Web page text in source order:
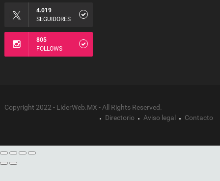
4.019
SEGUIDORES
805
FOLLOWS
Copyright 2022 - LiderWeb.MX - All Rights Reserved.
Directorio
Aviso legal Contacto